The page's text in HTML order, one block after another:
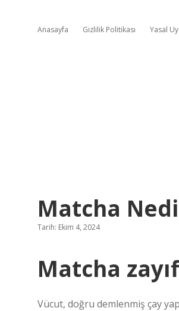
Anasayfa Gizlilik Politikası Yasal
Matcha
Tarih: Ekim 4, 2024
Matcha
Vücut, doğru demlenmiş çay